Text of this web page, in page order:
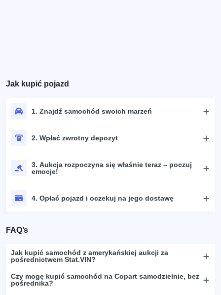
Jak kupić pojazd
1. Znajdź samochód swoich marzeń
2. Wpłać zwrotny depozyt
3. Aukcja rozpoczyna się właśnie teraz – poczuj
emocje!
4. Opłać pojazd i oczekuj na jego dostawę
FAQ’s
Jak kupić samochód z amerykańskiej aukcji za
pośrednictwem Stat.VIN?
Czy mogę kupić samochód na Copart samodzielnie, bez
pośrednika?